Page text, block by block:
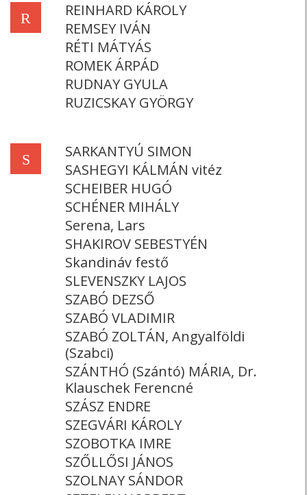
R
REINHARD KÁROLY
REMSEY IVÁN
RÉTI MÁTYÁS
ROMEK ÁRPÁD
RUDNAY GYULA
RUZICSKAY GYÖRGY
S
SARKANTYÚ SIMON
SASHEGYI KÁLMÁN vitéz
SCHEIBER HUGÓ
SCHÉNER MIHÁLY
Serena, Lars
SHAKIROV SEBESTYÉN
Skandináv festő
SLEVENSZKY LAJOS
SZABÓ DEZSŐ
SZABÓ VLADIMIR
SZABÓ ZOLTÁN, Angyalföldi
(Szabci)
SZÁNTHÓ (Szántó) MÁRIA, Dr.
Klauschek Ferencné
SZÁSZ ENDRE
SZEGVÁRI KÁROLY
SZOBOTKA IMRE
SZŐLLŐSI JÁNOS
SZOLNAY SÁNDOR